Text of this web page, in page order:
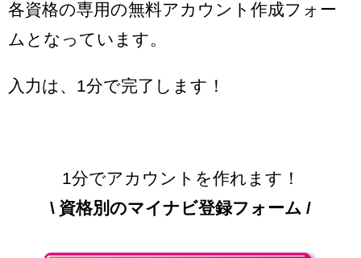
各資格の専用の無料アカウント作成フォー
ムとなっています。
入力は、1分で完了します！
1分でアカウントを作れます！
\ 資格別のマイナビ登録フォーム /